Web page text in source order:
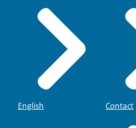
English Contact